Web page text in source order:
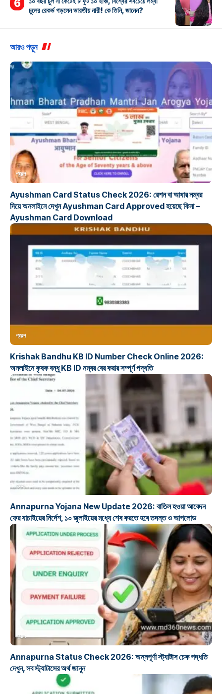
চুলের রেকর্ড গড়লেন ভারতীয় নারী! কে তিনি, জানেন?
আরও পড়ুন
প্রকল্প
Ayushman Card Status Check 2026: রেশন বা আধার নম্বর
দিয়ে অনলাইনে দেখুন Ayushman Card Approved হয়েছে কিনা –
Ayushman Card Download
প্রকল্প
Krishak Bandhu KB ID Number Check Online 2026:
অনলাইনে কৃষক বন্ধু KB ID নম্বর বের করার সম্পূর্ণ পদ্ধতি
প্রকল্প
Annapurna Yojana New Update 2026: বাতিল হওয়া আবেদন
ফের যাচাইয়ের নির্দেশ, ১০ জুলাইয়ের মধ্যে শেষ করতে হবে তদন্ত ও আপলোড
প্রকল্প
Annapurna Status Check 2026: অন্নপূর্ণা স্ট্যাটাস চেক পদ্ধতি
দেখুন, সব স্ট্যাটাসের অর্থ জানুন